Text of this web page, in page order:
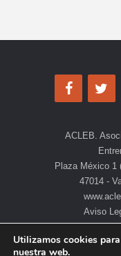
ACLEB.
Plaza México 1
47014 -
Aviso
Utilizamos cookies
nuestra web.